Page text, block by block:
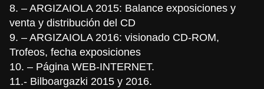
8. – ARGIZAIOLA 2015: Balance exposiciones y
venta y distribución del CD
9. – ARGIZAIOLA 2016: visionado CD-ROM,
Trofeos, fecha exposiciones
10. – Página WEB-INTERNET.
11.- Bilboargazki 2015 y 2016.